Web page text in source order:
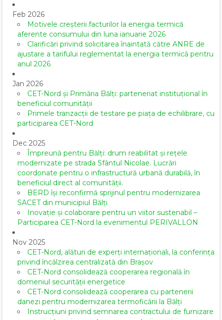
Feb 2026
Motivele creșterii facturilor la energia termică
aferente consumului din luna ianuarie 2026
Clarificări privind solicitarea înaintată către ANRE de
ajustare a tarifului reglementat la energia termică pentru
anul 2026
Jan 2026
CET-Nord și Primăria Bălți: parteneriat instituțional în
beneficiul comunității
Primele tranzacții de testare pe piața de echilibrare, cu
participarea CET-Nord
Dec 2025
Împreună pentru Bălți: drum reabilitat și rețele
modernizate pe strada Sfântul Nicolae. Lucrări
coordonate pentru o infrastructură urbană durabilă, în
beneficiul direct al comunității.
BERD își reconfirmă sprijinul pentru modernizarea
SACET din municipiul Bălți
Inovație și colaborare pentru un viitor sustenabil –
Participarea CET-Nord la evenimentul PERIVALLON
Nov 2025
CET-Nord, alături de experți internaționali, la conferința
privind încălzirea centralizată din Brașov
CET-Nord consolidează cooperarea regională în
domeniul securității energetice
CET-Nord consolidează cooperarea cu partenerii
danezi pentru modernizarea termoficării la Bălți
Instrucțiuni privind semnarea contractului de furnizare